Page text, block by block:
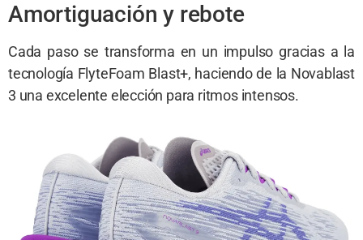
Amortiguación y rebote
Cada paso se transforma en un impulso gracias a la
tecnología FlyteFoam Blast+, haciendo de la Novablast
3 una excelente elección para ritmos intensos.